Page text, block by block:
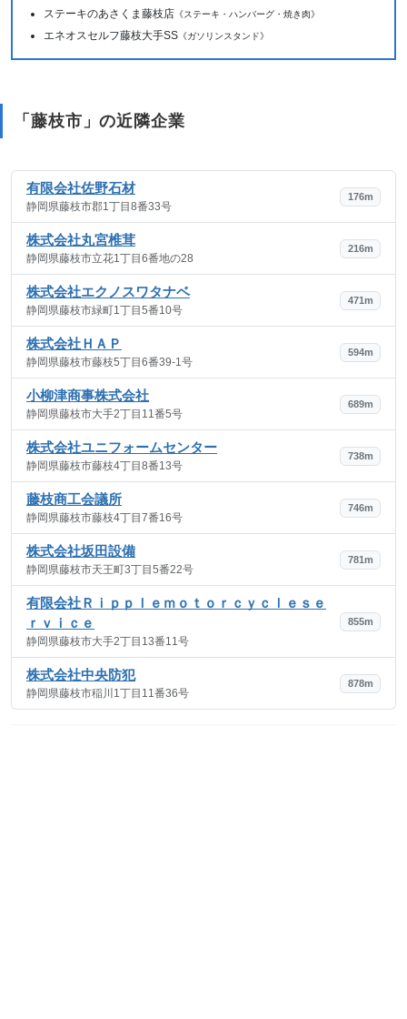
ステーキのあさくま藤枝店 《ステーキ・ハンバーグ・焼き肉》
エネオスセルフ藤枝大手SS 《ガソリンスタンド》
「藤枝市」の近隣企業
有限会社佐野石材
静岡県藤枝市郡1丁目8番33号
176m
株式会社丸宮椎茸
静岡県藤枝市立花1丁目6番地の28
216m
株式会社エクノスワタナベ
静岡県藤枝市緑町1丁目5番10号
471m
株式会社ＨＡＰ
静岡県藤枝市藤枝5丁目6番39-1号
594m
小柳津商事株式会社
静岡県藤枝市大手2丁目11番5号
689m
株式会社ユニフォームセンター
静岡県藤枝市藤枝4丁目8番13号
738m
藤枝商工会議所
静岡県藤枝市藤枝4丁目7番16号
746m
株式会社坂田設備
静岡県藤枝市天王町3丁目5番22号
781m
有限会社Ｒｉｐｐｌｅｍｏｔｏｒｃｙｃｌｅｓｅ
ｒｖｉｃｅ
静岡県藤枝市大手2丁目13番11号
855m
株式会社中央防犯
静岡県藤枝市稲川1丁目11番36号
878m